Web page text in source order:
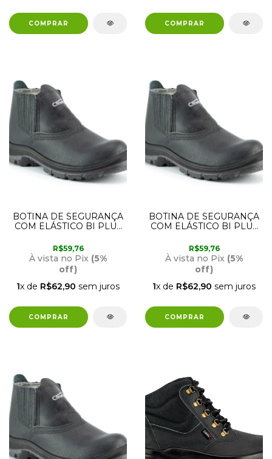
BOTINA DE SEGURANÇA
COM ELÁSTICO BI PLUS
CRIVAL
R$59,76
À vista no Pix (5%
off)
1x de R$62,90 sem juros
BOTINA DE SEGURANÇA
COM ELÁSTICO BI PLUS
CRIVAL
R$59,76
À vista no Pix (5%
off)
1x de R$62,90 sem juros